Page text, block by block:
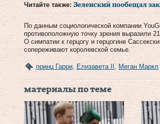
Читайте также: Зеленский пообещал
По данным социологической компании
противоположную точку зрения выразили
О симпатии к герцогу и герцогине
сопереживают королевской семье.
принц Гарри Елизавета II Меган Маркл
материалы по теме